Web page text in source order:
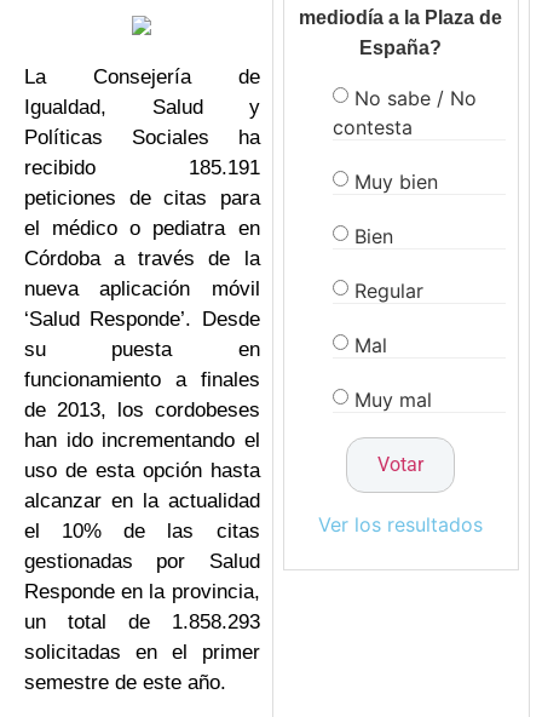
La Consejería de
Igualdad, Salud y
Políticas Sociales ha
recibido 185.191
peticiones de citas para
el médico o pediatra en
Córdoba a través de la
nueva aplicación móvil
‘Salud Responde’. Desde
su puesta en
funcionamiento a finales
de 2013, los cordobeses
han ido incrementando el
uso de esta opción hasta
alcanzar en la actualidad
el 10% de las citas
gestionadas por Salud
Responde en la provincia,
un total de 1.858.293
solicitadas en el primer
semestre de este año.
mediodía a la Plaza de
España?
No sabe / No
contesta
Muy bien
Bien
Regular
Mal
Muy mal
Ver los resultados